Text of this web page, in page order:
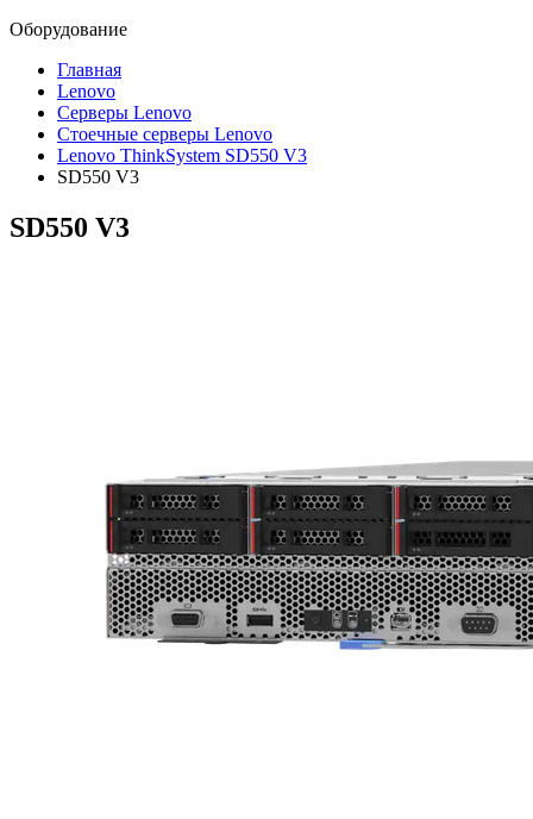
Оборудование
Главная
Lenovo
Серверы Lenovo
Стоечные серверы Lenovo
Lenovo ThinkSystem SD550 V3
SD550 V3
SD550 V3